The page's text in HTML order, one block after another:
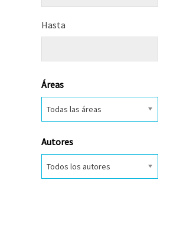
Hasta
Áreas
Todas las áreas
Autores
Todos los autores